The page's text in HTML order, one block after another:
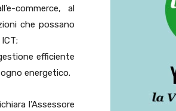
commerce, al
che possano
efficiente
energetico.
l’Assessore